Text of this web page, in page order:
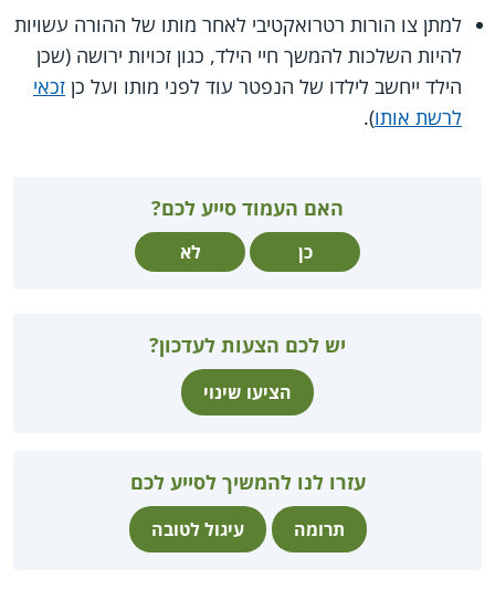
למתן צו הורות רטרואקטיבי לאחר מותו של ההורה עשויות
להיות השלכות להמשך חיי הילד, כגון זכויות ירושה (שכן
הילד ייחשב לילדו של הנפטר עוד לפני מותו ועל כן זכאי
לרשת אותו).
האם העמוד סייע לכם?
כן לא
יש לכם הצעות לעדכון?
הציעו שינוי
עזרו לנו להמשיך לסייע לכם
תרומה עיגול לטובה